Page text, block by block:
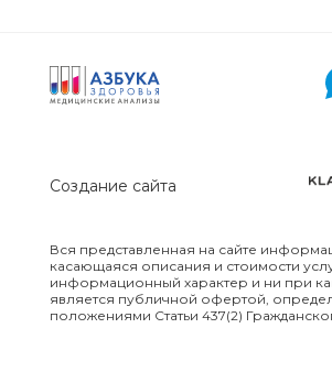
(аллергокомпоненты:
w230 nAmb a1, Полынь,
nArt v1 и w233 nArt v3,
(Дрожжи пекарские f45,
f245, Триптаза)
Аллергокомплекс
Вся представленная на сайте
касающаяся описания и стоимости
информационный характер и ни при
является публичной офертой,
положениями Статьи 437(2)
Создание сайта